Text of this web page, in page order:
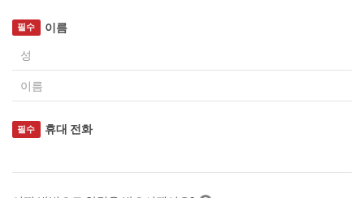
이름
필수
휴대 전화
필수